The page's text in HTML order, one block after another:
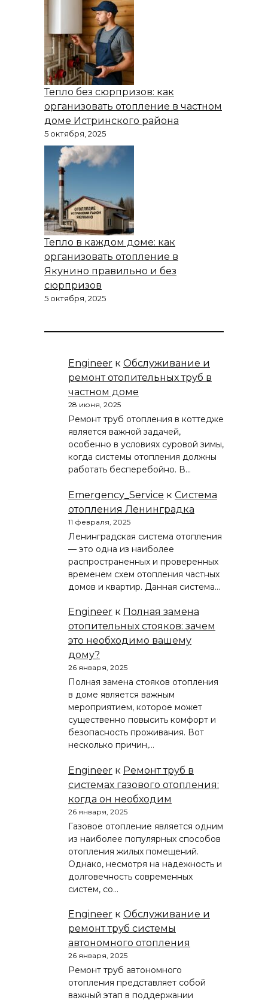
Тепло без сюрпризов: как
организовать отопление в частном
доме Истринского района
5 октября, 2025
Тепло в каждом доме: как
организовать отопление в
Якунино правильно и без
сюрпризов
5 октября, 2025
Engineer к Обслуживание и
ремонт отопительных труб в
частном доме
28 июня, 2025
Ремонт труб отопления в коттедже
является важной задачей,
особенно в условиях суровой зимы,
когда системы отопления должны
работать бесперебойно. В…
Emergency_Service к Система
отопления Ленинградка
11 февраля, 2025
Ленинградская система отопления
— это одна из наиболее
распространенных и проверенных
временем схем отопления частных
домов и квартир. Данная система…
Engineer к Полная замена
отопительных стояков: зачем
это необходимо вашему
дому?
26 января, 2025
Полная замена стояков отопления
в доме является важным
мероприятием, которое может
существенно повысить комфорт и
безопасность проживания. Вот
несколько причин,…
Engineer к Ремонт труб в
системах газового отопления:
когда он необходим
26 января, 2025
Газовое отопление является одним
из наиболее популярных способов
отопления жилых помещений.
Однако, несмотря на надежность и
долговечность современных
систем, со…
Engineer к Обслуживание и
ремонт труб системы
автономного отопления
26 января, 2025
Ремонт труб автономного
отопления представляет собой
важный этап в поддержании